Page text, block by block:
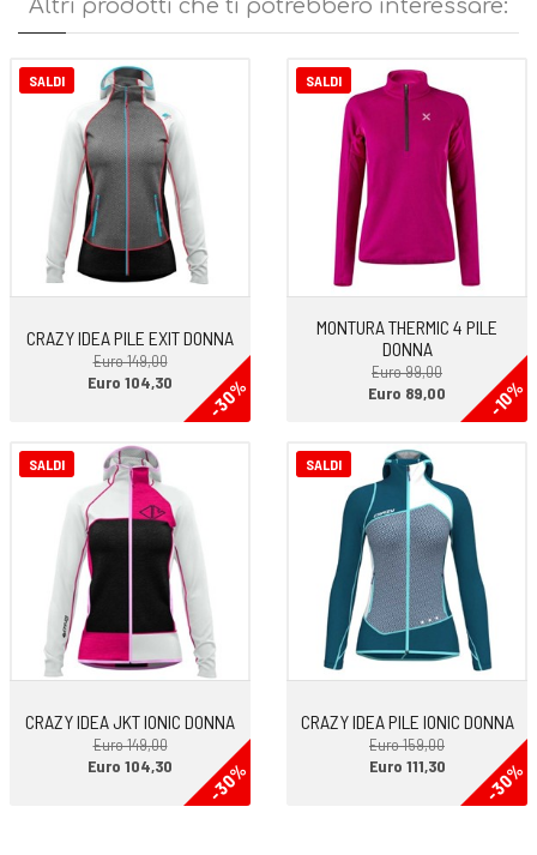
Altri prodotti che ti potrebbero interessare:
SALDI
CRAZY IDEA PILE EXIT DONNA
Euro 149,00
-30%
Euro 104,30
SALDI
MONTURA THERMIC 4 PILE
DONNA
Euro 99,00
-10%
Euro 89,00
SALDI
CRAZY IDEA JKT IONIC DONNA
Euro 149,00
-30%
Euro 104,30
SALDI
CRAZY IDEA PILE IONIC DONNA
Euro 159,00
-30%
Euro 111,30